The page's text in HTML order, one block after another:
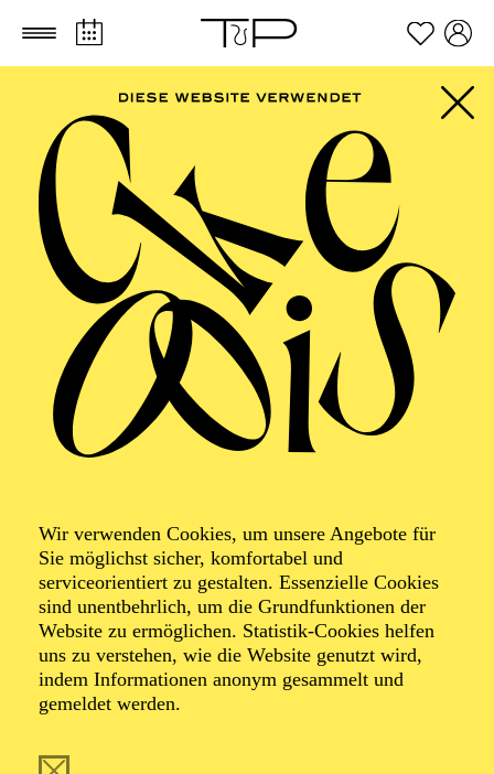
Zum Hauptinhalt springen Zum Footer springen
Wir verwenden Cookies, um unsere Angebote für
Sie möglichst sicher, komfortabel und
serviceorientiert zu gestalten. Essenzielle Cookies
sind unentbehrlich, um die Grundfunktionen der
Website zu ermöglichen. Statistik-Cookies helfen
uns zu verstehen, wie die Website genutzt wird,
indem Informationen anonym gesammelt und
gemeldet werden.
Ralf Käselau
Ralf Käselau, Jahrgang 1972, ist aufgewachsen in
Schleswig Holstein und lebt mit seiner Familie im
Oderbruch bei Berlin.
Er studierte an der Hochschule der Künste Berlin in der
Bühnenbildklasse von Achim Freyer. Nach seinem
Abschluss assistierte er an der Schaubühne Berlin. Seit
2001 ist er freiberuflich als Bühnen- und
Kostümbildner für Schauspiel und Musiktheater tätig.
Wichtige Stationen waren u. a. das Schauspiel
Saarbrücken und das Schauspiel Stuttgart. Diese
Spielzeit u. a. auch das Theater an der Wien.
Seit 2021 besteht ein Lehrauftrag an der Hochschule für
Musik "Hanns Eisler" in Berlin.
Ralf Käselau arbeitet mit den Regisseur*innen Corinna
von Rad und Lorenzo Fioroni. Mit Dirk Schmeding
verbindet ihn eine langjährige Zusammenarbeit, zuletzt
2024/2025 für "Pagliacci" an der Staatsoper Hannover.